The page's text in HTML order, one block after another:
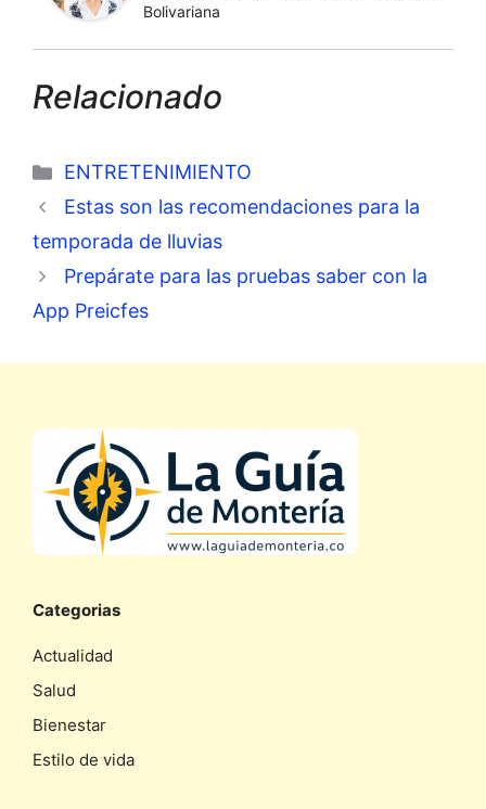
Bolivariana
Relacionado
Categorías
ENTRETENIMIENTO
Estas son las recomendaciones para la
temporada de lluvias
Prepárate para las pruebas saber con la
App Preicfes
Categorias
Actualidad
Salud
Bienestar
Estilo de vida